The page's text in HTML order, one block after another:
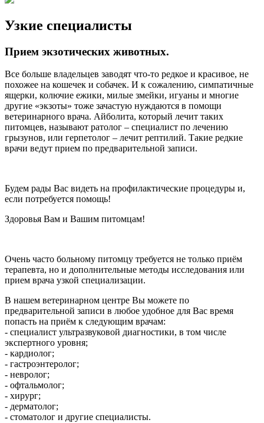
Узкие специалисты
Прием экзотических животных.
Все больше владельцев заводят что-то редкое и красивое, не
похожее на кошечек и собачек. И к сожалению, симпатичные
ящерки, колючие ежики, милые змейки, игуаны и многие
другие «экзоты» тоже зачастую нуждаются в помощи
ветеринарного врача. Айболита, который лечит таких
питомцев, называют ратолог – специалист по лечению
грызунов, или герпетолог – лечит рептилий. Такие редкие
врачи ведут прием по предварительной записи.
Будем рады Вас видеть на профилактические процедуры и,
если потребуется помощь!
Здоровья Вам и Вашим питомцам!
Очень часто больному питомцу требуется не только приём
терапевта, но и дополнительные методы исследования или
прием врача узкой специализации.
В нашем ветеринарном центре Вы можете по
предварительной записи в любое удобное для Вас время
попасть на приём к следующим врачам:
- специалист ультразвуковой диагностики, в том числе
экспертного уровня;
- кардиолог;
- гастроэнтеролог;
- невролог;
- офтальмолог;
- хирург;
- дерматолог;
- стоматолог и другие специалисты.